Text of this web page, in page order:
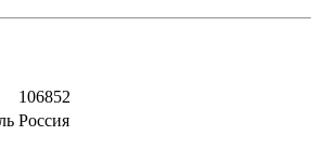
106852
Россия